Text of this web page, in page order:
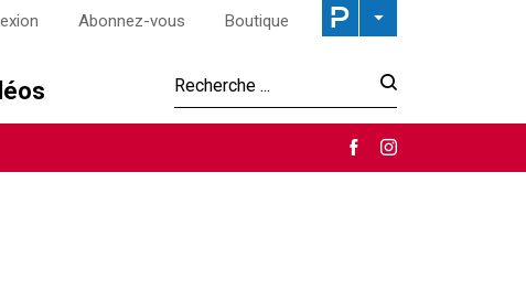
Abonnez-vous Boutique